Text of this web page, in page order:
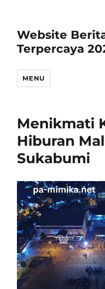
Website
Terpercaya
MENU
Menikmati
Hiburan
Sukabumi